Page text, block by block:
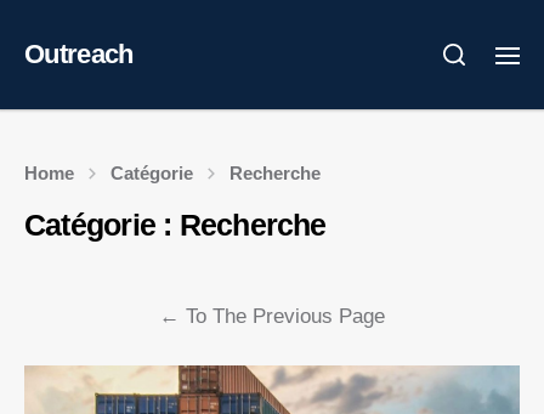
Outreach
Home Catégorie Recherche
Catégorie : Recherche
← To The Previous Page